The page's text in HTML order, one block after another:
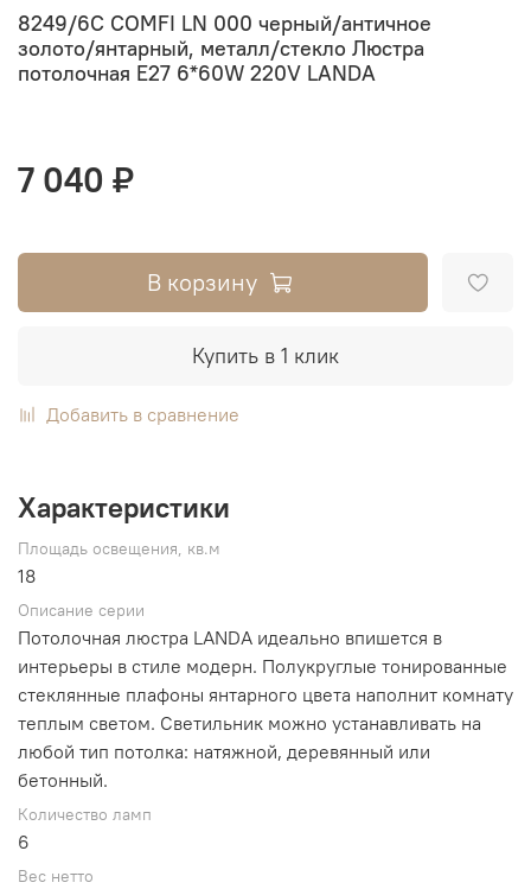
8249/6C COMFI LN 000 черный/античное
золото/янтарный, металл/стекло Люстра
потолочная Е27 6*60W 220V LANDA
7 040 ₽
В корзину
Купить в 1 клик
Добавить в сравнение
Характеристики
Площадь освещения, кв.м
18
Описание серии
Потолочная люстра LANDA идеально впишется в
интерьеры в стиле модерн. Полукруглые тонированные
стеклянные плафоны янтарного цвета наполнит комнату
теплым светом. Светильник можно устанавливать на
любой тип потолка: натяжной, деревянный или
бетонный.
Количество ламп
6
Вес нетто